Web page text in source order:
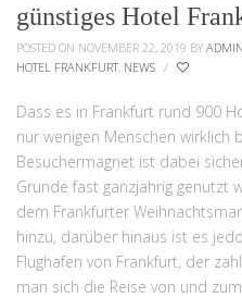
günstiges Hotel
POSTED ON NOVEMBER 22, 2019 BY ADMIN
HOTEL FRANKFURT, NEWS /
Dass es in Frankfurt rund 900
nur wenigen Menschen wirklich
Besuchermagnet ist dabei
Grunde fast ganzjährig genutzt
dem Frankfurter
hinzu, darüber hinaus ist es
Flughafen von Frankfurt, der
man sich die Reise von und